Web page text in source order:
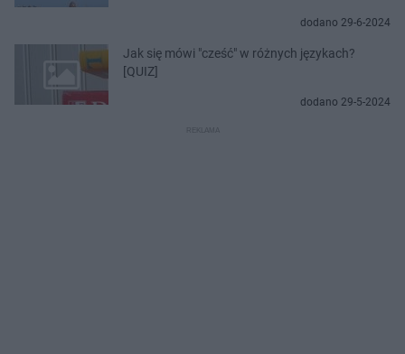
dodano 29-6-2024
Jak się mówi "cześć" w różnych językach?
[QUIZ]
dodano 29-5-2024